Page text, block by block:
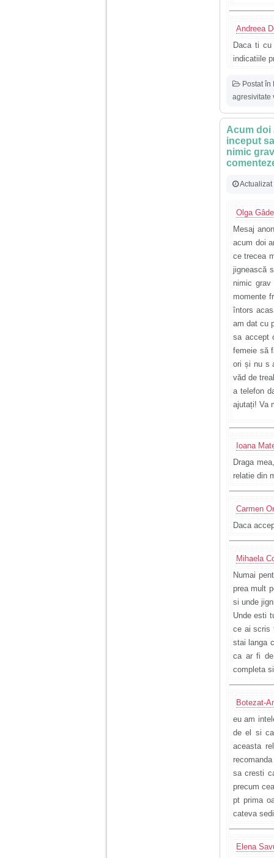
Andreea
Daca ti
indicatiile
Postat în
agresivitate
Acum doi
inceput
nimic
Olga
Mesaj
acum doi
ce trecea
jignească
nimic
momente
întors
am dat cu
sa accept
femeie să
ori și nu s
văd de
a telefon
ajutați! Va
Ioana
Draga
relatie din
Carmen
Daca
Mihaela
Numai
prea mult
si unde
Unde esti
ce ai scris
stai langa
ca ar fi de
completa
Botezat-
eu am
de el si
aceasta
sa cresti
precum
pt prima
cateva
Elena